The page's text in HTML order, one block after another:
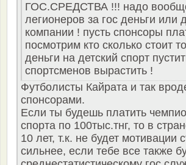
ГОС.СРЕДСТВА !!! надо
легионеров за гос деньги или
компании ! пусть спонсоры
посмотрим кто сколько стоит
деньги на детский спорт
спортсменов вырастить !
Футболисты Кайрата и так
спонсорами.
Если ты будешь платить
спорта по 100тыс.тнг, то в
10 лет, т.к. не будет мотивации
сильнее, если тебе все также